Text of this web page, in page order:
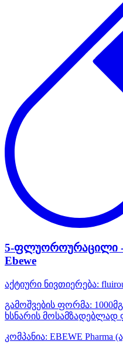
5-ფლუოროურაცილი -
Ebewe
აქტიური ნივთიერება:
გამოშვების ფორმა:
ხსნარის
კომპანია: EBEWE Pharma